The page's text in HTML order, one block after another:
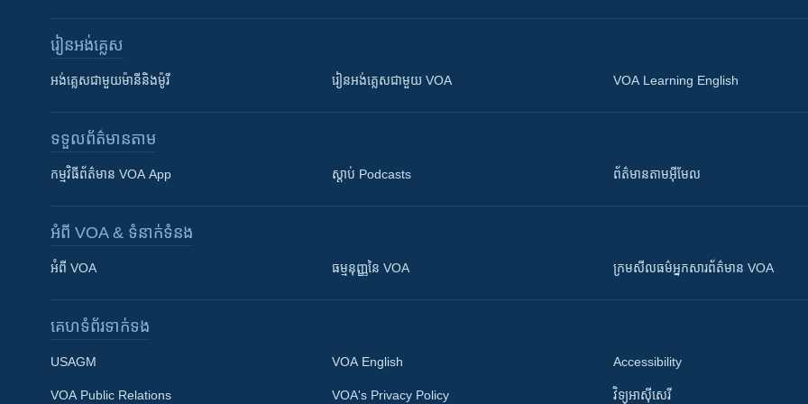
រៀន​​អង់គ្លេស
អង់គ្លេស​ជាមួយ​ម៉ានី​និង​ម៉ូរី រៀន​​​​​​អង់គ្លេស​​ជាមួយ VOA VOA Learning English
ទទួល​ព័ត៌មាន​តាម
កម្មវិធី​ព័ត៌មាន VOA App ស្តាប់ Podcasts ព័ត៌មាន​តាម​អ៊ីមែល
អំពី​ VOA & ទំនាក់ទំនង
អំពី​ VOA ធម្មនុញ្ញ​នៃ VOA ក្រម​​​សីលធម៌​​​អ្នក​​​សារព័ត៌មាន VOA
គេហទំព័រ​​ទាក់ទង
USAGM
VOA Public Relations
VOA English
VOA's Privacy Policy
Accessibility
វិទ្យុ​អាស៊ី​សេរី